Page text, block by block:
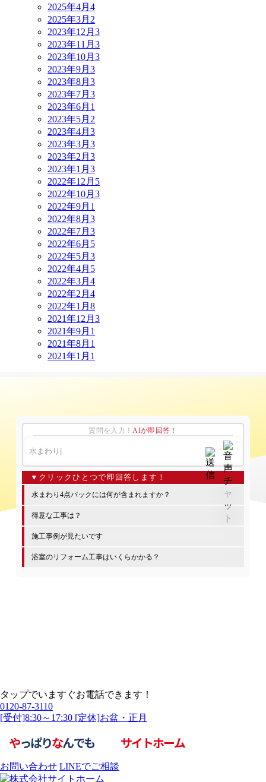
2025年4月 4
2025年3月 2
2023年12月 3
2023年11月 3
2023年10月 3
2023年9月 3
2023年8月 3
2023年7月 3
2023年6月 1
2023年5月 2
2023年4月 3
2023年3月 3
2023年2月 3
2023年1月 3
2022年12月 5
2022年10月 3
2022年9月 1
2022年8月 3
2022年7月 3
2022年6月 5
2022年5月 3
2022年4月 5
2022年3月 4
2022年2月 4
2022年1月 8
2021年12月 3
2021年9月 1
2021年8月 1
2021年1月 1
質問を入力！AIが即回答！
水まわり4点パックには何が含まれますか？
得意な工事は？
施工事例が見たいです
浴室のリフォーム工事はいくらかかる？
タップでいますぐお電話できます！
0120-87-3110
[受付]8:30～17:30 [定休]お盆・正月
お問い合わせ LINEでご相談